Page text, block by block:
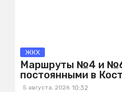
ЖКХ
Маршруты №4 и №6
постоянными в
5 августа, 2026 10:32